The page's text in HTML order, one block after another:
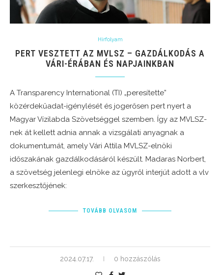
Hírfolyam
PERT VESZTETT AZ MVLSZ – GAZDÁLKODÁS A
VÁRI-ÉRÁBAN ÉS NAPJAINKBAN
A Transparency International (TI) „peresítette”
közérdekűadat-igénylését és jogerősen pert nyert a
Magyar Vízilabda Szövetséggel szemben. Így az MVLSZ-
nek át kellett adnia annak a vizsgálati anyagnak a
dokumentumát, amely Vári Attila MVLSZ-elnöki
időszakának gazdálkodásáról készült. Madaras Norbert,
a szövetség jelenlegi elnöke az ügyről interjút adott a vlv
szerkesztőjének:
TOVÁBB OLVASOM
2024.07.17. 0 hozzászólás